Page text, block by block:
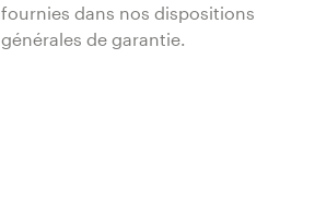
fournies dans nos dispositions
générales de garantie.